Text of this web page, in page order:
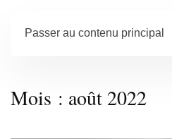
Passer au contenu principal
Mois : août 2022